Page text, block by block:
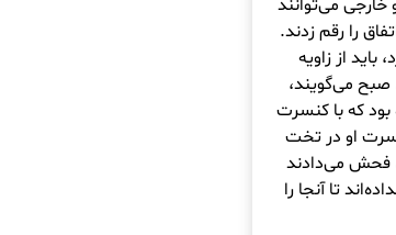
می‌توانند
را رقم زدند.
از زاویه
صبح می‌گویند،
که با کنسرت
او در تخت
فحش می‌دادند
تا آنجا را